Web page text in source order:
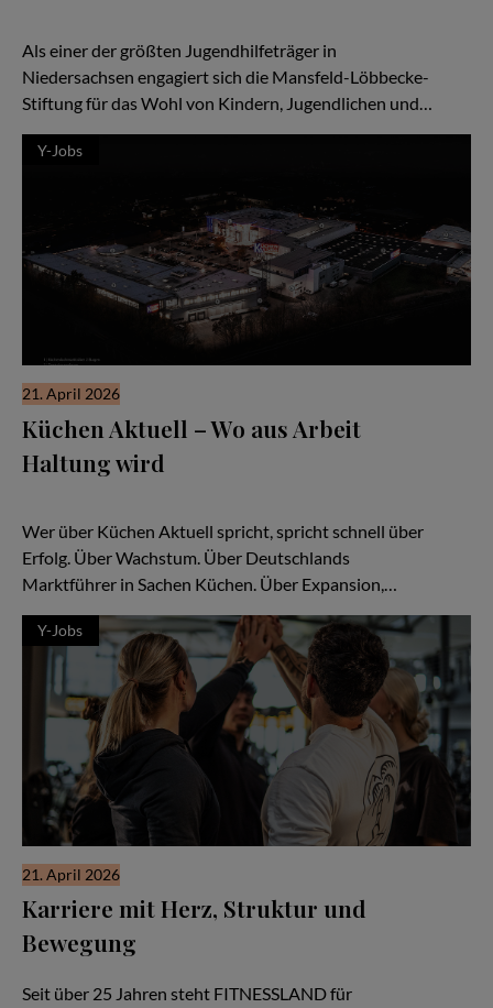
Als einer der größten Jugendhilfeträger in
Niedersachsen engagiert sich die Mansfeld-Löbbecke-
Stiftung für das Wohl von Kindern, Jugendlichen und…
Y-Jobs
21. April 2026
Küchen Aktuell – Wo aus Arbeit
Haltung wird
Wer über Küchen Aktuell spricht, spricht schnell über
Erfolg. Über Wachstum. Über Deutschlands
Marktführer in Sachen Küchen. Über Expansion,…
Y-Jobs
21. April 2026
Karriere mit Herz, Struktur und
Bewegung
Seit über 25 Jahren steht FITNESSLAND für